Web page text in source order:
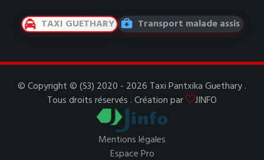
TAXI GUETHARY Transport malade assis
© Copyright © (S3) 2020 - 2026 Taxi Pantxika Guethary .
Tous droits réservés . Création par
JINFO
Mentions légales
Espace Pro